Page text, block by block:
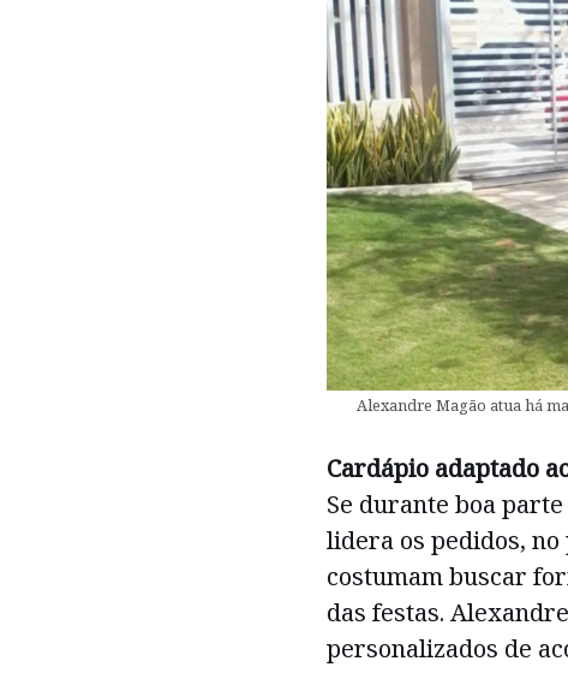
Alexandre Magão atua há
Cardápio adaptado
Se durante boa
lidera os pedidos,
costumam buscar
das festas.
personalizados de